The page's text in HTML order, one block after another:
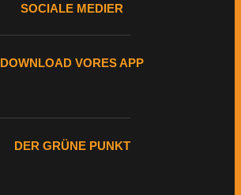
SOCIALE MEDIER
DOWNLOAD VORES APP
DER GRÜNE PUNKT